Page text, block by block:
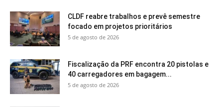
CLDF reabre trabalhos e prevê semestre
focado em projetos prioritários
5 de agosto de 2026
Fiscalização da PRF encontra 20 pistolas e
40 carregadores em bagagem...
5 de agosto de 2026